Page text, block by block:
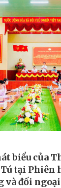
biểu của
tại Phiên
và đối